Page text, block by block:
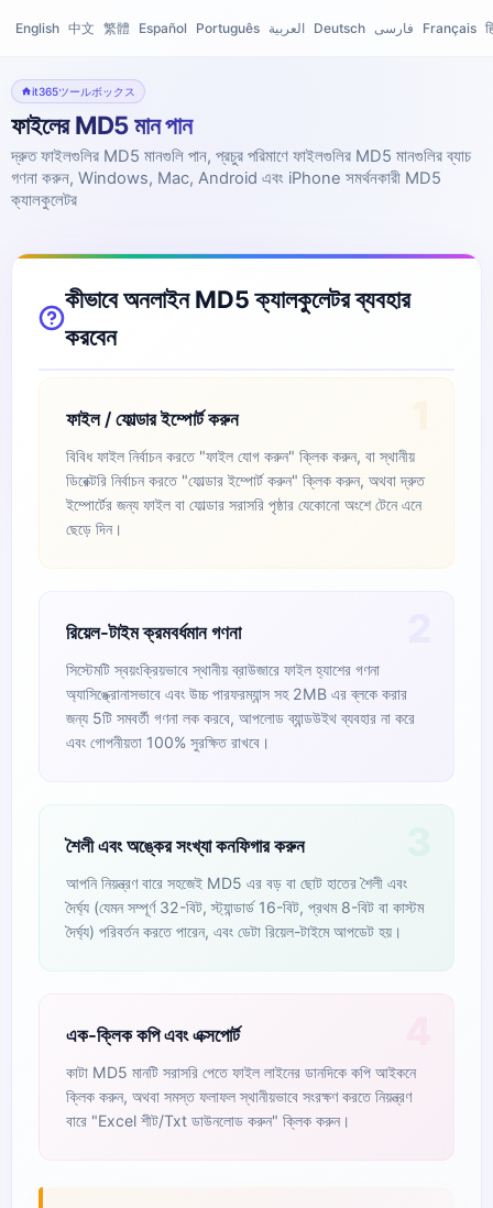
English 中文 繁體 Español Português العربية Deutsch فارسی Français
it365ツールボックス
ফাইলের MD5 মান পান
দ্রুত ফাইলগুলির MD5 মানগুলি পান, প্রচুর পরিমাণে ফাইলগুলির MD5 মানগুলির ব্যাচ
গণনা করুন, Windows, Mac, Android এবং iPhone সমর্থনকারী MD5
ক্যালকুলেটর
কীভাবে অনলাইন MD5 ক্যালকুলেটর ব্যবহার
করবেন
ফাইল / ফোল্ডার ইম্পোর্ট করুন
বিবিধ ফাইল নির্বাচন করতে "ফাইল যোগ করুন" ক্লিক করুন, বা স্থানীয়
ডিরেক্টরি নির্বাচন করতে "ফোল্ডার ইম্পোর্ট করুন" ক্লিক করুন, অথবা দ্রুত
ইম্পোর্টের জন্য ফাইল বা ফোল্ডার সরাসরি পৃষ্ঠার যেকোনো অংশে টেনে এনে
ছেড়ে দিন।
রিয়েল-টাইম ক্রমবর্ধমান গণনা
সিস্টেমটি স্বয়ংক্রিয়ভাবে স্থানীয় ব্রাউজারে ফাইল হ্যাশের গণনা
অ্যাসিঙ্ক্রোনাসভাবে এবং উচ্চ পারফরম্যান্স সহ 2MB এর ব্লকে করার
জন্য 5টি সমবর্তী গণনা লক করবে, আপলোড ব্যান্ডউইথ ব্যবহার না করে
এবং গোপনীয়তা 100% সুরক্ষিত রাখবে।
শৈলী এবং অঙ্কের সংখ্যা কনফিগার করুন
আপনি নিয়ন্ত্রণ বারে সহজেই MD5 এর বড় বা ছোট হাতের শৈলী এবং
দৈর্ঘ্য (যেমন সম্পূর্ণ 32-বিট, স্ট্যান্ডার্ড 16-বিট, প্রথম 8-বিট বা কাস্টম
দৈর্ঘ্য) পরিবর্তন করতে পারেন, এবং ডেটা রিয়েল-টাইমে আপডেট হয়।
এক-ক্লিক কপি এবং এক্সপোর্ট
কাটা MD5 মানটি সরাসরি পেতে ফাইল লাইনের ডানদিকে কপি আইকনে
ক্লিক করুন, অথবা সমস্ত ফলাফল স্থানীয়ভাবে সংরক্ষণ করতে নিয়ন্ত্রণ
বারে "Excel শীট/Txt ডাউনলোড করুন" ক্লিক করুন।